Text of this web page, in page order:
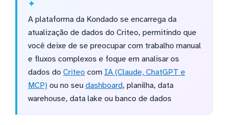
A plataforma da Kondado se encarrega da
atualização de dados do Criteo, permitindo que
você deixe de se preocupar com trabalho manual
e fluxos complexos e foque em analisar os
dados do Criteo com IA (Claude, ChatGPT e
MCP)ou no seu dashboard, planilha, data
warehouse, data lake ou banco de dados